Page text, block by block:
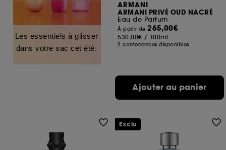
Les essentiels à glisser
dans votre sac cet été.
ARMANI
ARMANI PRIVÉ OUD NACRÉ
Eau de Parfum
À partir de265,00€
530,00€ / 100ml
2 contenances disponibles
Ajouter au panier
Exclu